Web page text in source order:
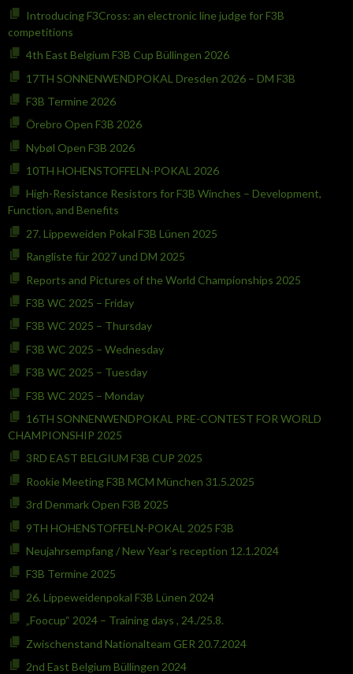
Introducing F3Cross: an electronic line judge for F3B
competitions
4th East Belgium F3B Cup Büllingen 2026
17TH SONNENWENDPOKAL Dresden 2026 – DM F3B
F3B Termine 2026
Örebro Open F3B 2026
Nybøl Open F3B 2026
10TH HOHENSTOFFELN-POKAL 2026
High-Resistance Resistors for F3B Winches – Development,
Function, and Benefits
27. Lippeweiden Pokal F3B Lünen 2025
Rangliste für 2027 und DM 2025
Reports and Pictures of the World Championships 2025
F3B WC 2025 – Friday
F3B WC 2025 – Thursday
F3B WC 2025 – Wednesday
F3B WC 2025 – Tuesday
F3B WC 2025 – Monday
16TH SONNENWENDPOKAL PRE-CONTEST FOR WORLD
CHAMPIONSHIP 2025
3RD EAST BELGIUM F3B CUP 2025
Rookie Meeting F3B MCM München 31.5.2025
3rd Denmark Open F3B 2025
9TH HOHENSTOFFELN-POKAL 2025 F3B
Neujahrsempfang / New Year’s reception 12.1.2024
F3B Termine 2025
26. Lippeweidenpokal F3B Lünen 2024
„Foocup“ 2024 – Training days , 24./25.8.
Zwischenstand Nationalteam GER 20.7.2024
2nd East Belgium Büllingen 2024